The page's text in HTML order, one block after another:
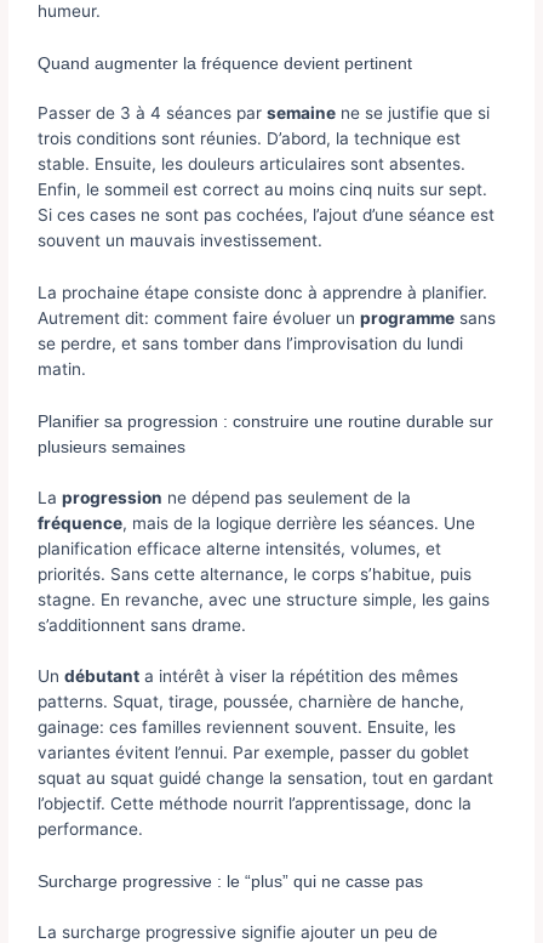
humeur.
Quand augmenter la fréquence devient pertinent
Passer de 3 à 4 séances parsemaine ne se justifie que si
trois conditions sont réunies. D’abord, la technique est
stable. Ensuite, les douleurs articulaires sont absentes.
Enfin, le sommeil est correct au moins cinq nuits sur sept.
Si ces cases ne sont pas cochées, l’ajout d’une séance est
souvent un mauvais investissement.
La prochaine étape consiste donc à apprendre à planifier.
Autrement dit: comment faire évoluer unprogramme sans
se perdre, et sans tomber dans l’improvisation du lundi
matin.
Planifier sa progression : construire une routine durable sur
plusieurs semaines
Laprogression ne dépend pas seulement de la
fréquence, mais de la logique derrière les séances. Une
planification efficace alterne intensités, volumes, et
priorités. Sans cette alternance, le corps s’habitue, puis
stagne. En revanche, avec une structure simple, les gains
s’additionnent sans drame.
Undébutant a intérêt à viser la répétition des mêmes
patterns. Squat, tirage, poussée, charnière de hanche,
gainage: ces familles reviennent souvent. Ensuite, les
variantes évitent l’ennui. Par exemple, passer du goblet
squat au squat guidé change la sensation, tout en gardant
l’objectif. Cette méthode nourrit l’apprentissage, donc la
performance.
Surcharge progressive : le “plus” qui ne casse pas
La surcharge progressive signifie ajouter un peu de